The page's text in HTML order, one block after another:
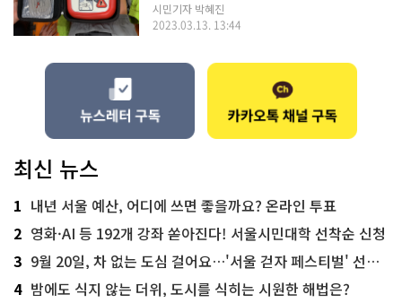
시민기자 박혜진
2023.03.13. 13:44
최신 뉴스
1 내년 서울 예산, 어디에 쓰면 좋을까요? 온라인 투표
2 영화·AI 등 192개 강좌 쏟아진다! 서울시민대학 선착순 신청
3 9월 20일, 차 없는 도심 걸어요…'서울 걷자 페스티벌' 선착순 5천명
4 밤에도 식지 않는 더위, 도시를 식히는 시원한 해법은?